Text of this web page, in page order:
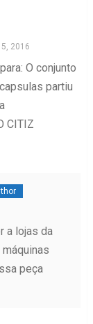
2016
O conjunto
partiu
CITIZ
a lojas da
peça